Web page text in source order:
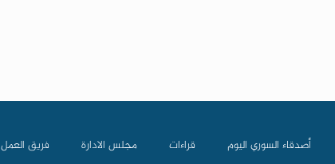
أصدقاء السوري اليوم قراءات مجلس الادارة فريق العمل